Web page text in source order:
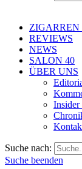
ZIGARREN
REVIEWS
NEWS
SALON 40
ÜBER UNS
Insider
Suche nach:
Suche beenden